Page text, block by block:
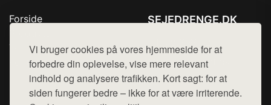
Vi bruger cookies på vores hjemmeside for at
forbedre din oplevelse, vise mere relevant
indhold og analysere trafikken. Kort sagt: for at
siden fungerer bedre – ikke for at være irriterende.
Forside
Top Rabatter
Kontakt
SEJEDRENGE.DK
Mail: hej@want.dk
Cookie- og privatlivspolitik